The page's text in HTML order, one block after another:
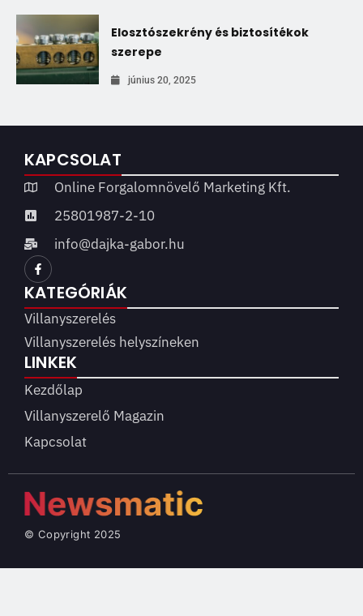
Elosztószekrény és biztosítékok
szerepe
június 20, 2025
KAPCSOLAT
Online Forgalomnövelő Marketing Kft.
25801987-2-10
info@dajka-gabor.hu
KATEGÓRIÁK
Villanyszerelés
Villanyszerelés helyszíneken
LINKEK
Kezdőlap
Villanyszerelő Magazin
Kapcsolat
© Copyright 2025